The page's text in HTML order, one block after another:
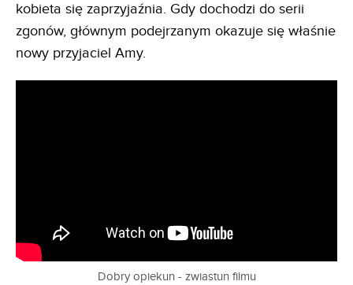
kobieta się zaprzyjaźnia. Gdy dochodzi do serii
zgonów, głównym podejrzanym okazuje się właśnie
nowy przyjaciel Amy.
Dobry opiekun - zwiastun filmu